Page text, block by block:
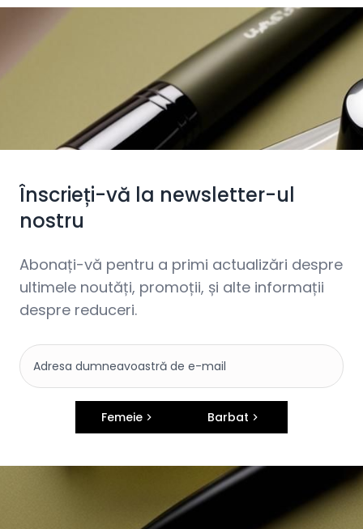
Înscrieți-vă la newsletter-ul
nostru
Abonați-vă pentru a primi actualizări despre
ultimele noutăți, promoții, și alte informații
despre reduceri.
Femeie Barbat